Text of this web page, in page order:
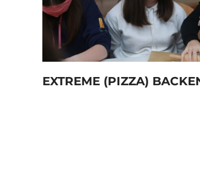
EXTREME (PIZZA)